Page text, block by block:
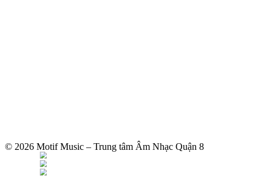
© 2026 Motif Music – Trung tâm Âm Nhạc Quận 8